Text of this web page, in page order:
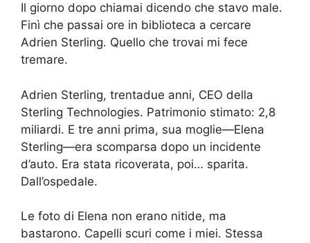
Il giorno dopo chiamai dicendo che stavo male.
Finì che passai ore in biblioteca a cercare
Adrien Sterling. Quello che trovai mi fece
tremare.
Adrien Sterling, trentadue anni, CEO della
Sterling Technologies. Patrimonio stimato: 2,8
miliardi. E tre anni prima, sua moglie—Elena
Sterling—era scomparsa dopo un incidente
d’auto. Era stata ricoverata, poi… sparita.
Dall’ospedale.
Le foto di Elena non erano nitide, ma
bastarono. Capelli scuri come i miei. Stessa